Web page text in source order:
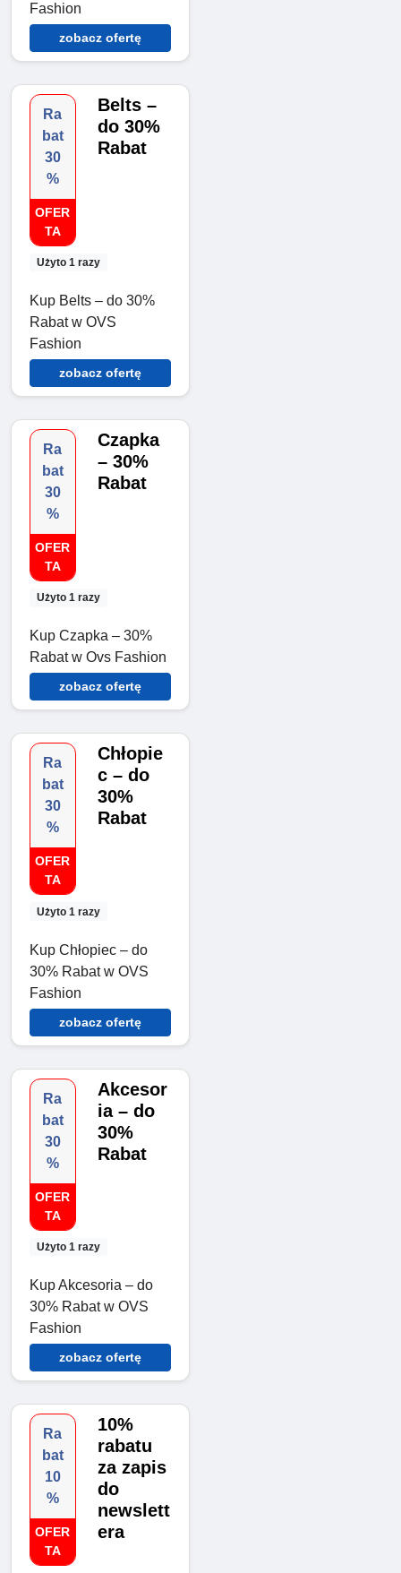
Fashion
zobacz ofertę
Ra
bat
30
%
OFER
TA
Użyto 1 razy
Belts –
do 30%
Rabat
Kup Belts – do 30%
Rabat w OVS
Fashion
zobacz ofertę
Ra
bat
30
%
OFER
TA
Użyto 1 razy
Czapka
– 30%
Rabat
Kup Czapka – 30%
Rabat w Ovs Fashion
zobacz ofertę
Ra
bat
30
%
OFER
TA
Użyto 1 razy
Chłopie
c – do
30%
Rabat
Kup Chłopiec – do
30% Rabat w OVS
Fashion
zobacz ofertę
Ra
bat
30
%
OFER
TA
Użyto 1 razy
Akcesor
ia – do
30%
Rabat
Kup Akcesoria – do
30% Rabat w OVS
Fashion
zobacz ofertę
Ra
bat
10
%
OFER
TA
10%
rabatu
za zapis
do
newslett
era